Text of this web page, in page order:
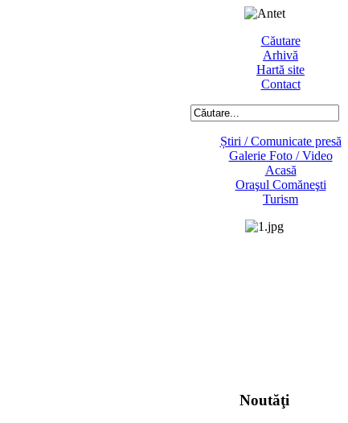
Căutare
Arhivă
Hartă site
Contact
Știri / Comunicate presă
Galerie Foto / Video
Acasă
Oraşul Comăneşti
Turism
Noutăţi